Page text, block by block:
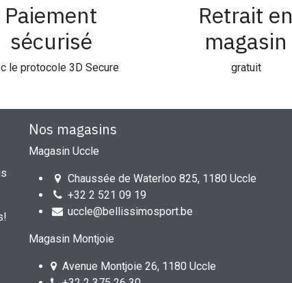
Paiement
sécurisé
le protocole 3D Secure
Retrait en
magasin
gratuit
Nos magasins
Magasin Uccle
Chaussée de Waterloo 825, 1180 Uccle
+32 2 521 09 19
uccle@bellissimosport.be
Magasin Montjoie
Avenue Montjoie 26, 1180 Uccle